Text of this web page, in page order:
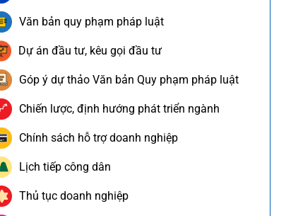
Văn bản quy phạm pháp luật
Dự án đầu tư, kêu gọi đầu tư
Góp ý dự thảo Văn bản Quy phạm pháp luật
Chiến lược, định hướng phát triển ngành
Chính sách hỗ trợ doanh nghiệp
Lịch tiếp công dân
Thủ tục doanh nghiệp